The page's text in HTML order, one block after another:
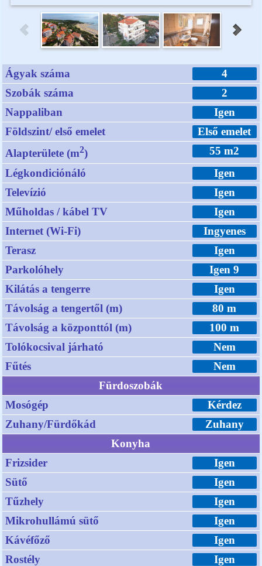
Ágyak száma
4
Szobák száma
2
Nappaliban
Igen
Földszint/ első emelet
Első emelet
Alapterülete (m2)
55 m2
Légkondiciónáló
Igen
Televízió
Igen
Műholdas / kábel TV
Igen
Internet (Wi-Fi)
Ingyenes
Terasz
Igen
Parkolóhely
Igen 9
Kilátás a tengerre
Igen
Távolság a tengertől (m)
80 m
Távolság a központtól (m)
100 m
Tolókocsival járható
Nem
Fűtés
Nem
Fürdoszobák
Mosógép
Kérdez
Zuhany/Fürdőkád
Zuhany
Konyha
Frizsider
Igen
Sütő
Igen
Tűzhely
Igen
Mikrohullámú sütő
Igen
Kávéfőző
Igen
Rostély
Igen